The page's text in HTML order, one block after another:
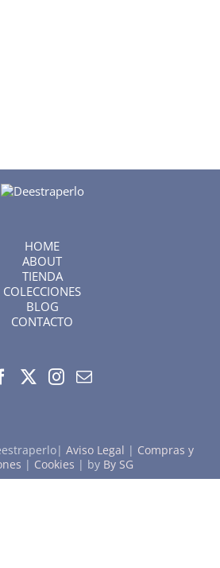
HOME
ABOUT
TIENDA
COLECCIONES
BLOG
CONTACTO
Aviso Legal | Compras y
| Cookies | by By SG